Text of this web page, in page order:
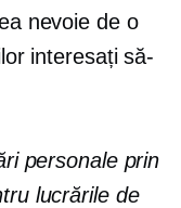
nevoie de o
interesați să-
personale prin
lucrările de